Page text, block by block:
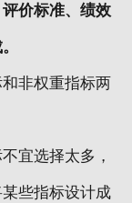
价标准、绩效
非权重指标两
宜选择太多，
些指标设计成